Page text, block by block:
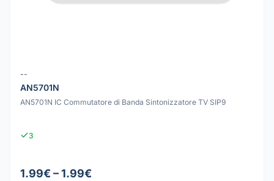
--
AN5701N
AN5701N IC Commutatore di Banda Sintonizzatore TV SIP9
3
1.99€ – 1.99€